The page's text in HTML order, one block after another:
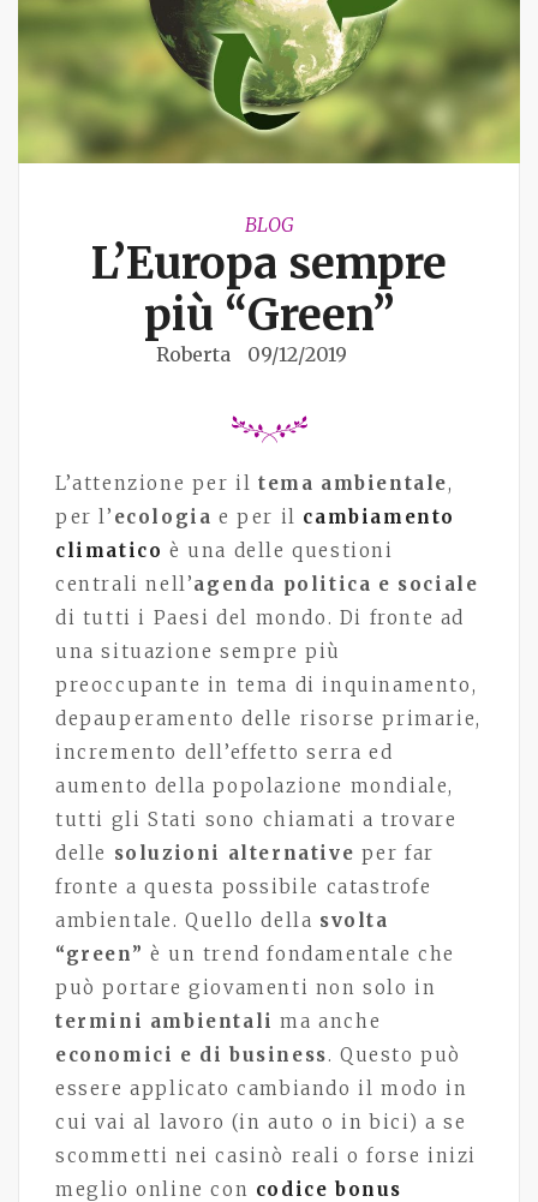
BLOG
L’Europa sempre
più “Green”
Roberta 09/12/2019
L’attenzione per il tema ambientale,
per l’ ecologiae per il cambiamento
climatico è una delle questioni
centrali nell’agenda politica e sociale
di tutti i Paesi del mondo. Di fronte ad
una situazione sempre più
preoccupante in tema di inquinamento,
depauperamento delle risorse primarie,
incremento dell’effetto serra ed
aumento della popolazione mondiale,
tutti gli Stati sono chiamati a trovare
delle soluzioni alternative per far
fronte a questa possibile catastrofe
ambientale. Quello della svolta
“green” è un trend fondamentale che
può portare giovamenti non solo in
termini ambientali ma anche
economici e di business. Questo può
essere applicato cambiando il modo in
cui vai al lavoro (in auto o in bici) a se
scommetti nei casinò reali o forse inizi
meglio online con codice bonus